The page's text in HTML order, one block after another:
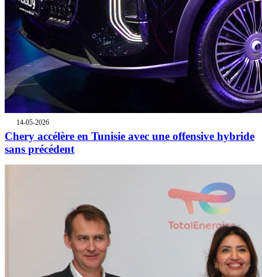
14-05-2026
Chery accélère en Tunisie avec une offensive hybride
sans précédent